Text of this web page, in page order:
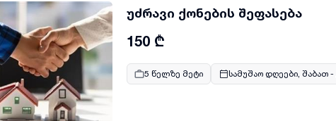
უძრავი ქონების შეფასება
150 ₾
5 წელზე მეტი სამუშაო დღეები, შაბათ -